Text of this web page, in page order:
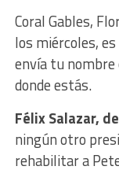
Coral Gables,
los miércoles, es
envía tu nombre
donde estás.
Félix Salazar,
ningún otro
rehabilitar a